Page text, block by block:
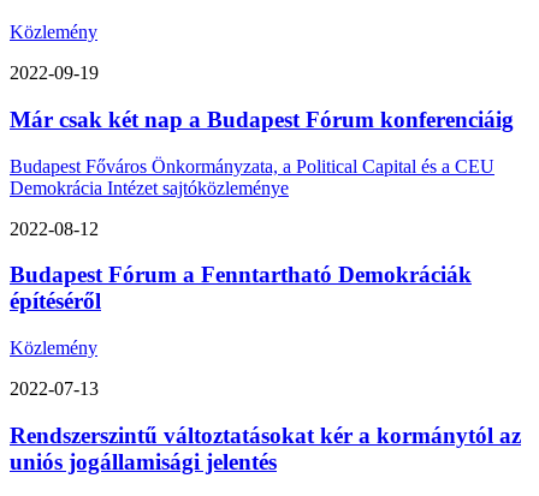
Közlemény
2022-09-19
Már csak két nap a Budapest Fórum konferenciáig
Budapest Főváros Önkormányzata, a Political Capital és a CEU
Demokrácia Intézet sajtóközleménye
2022-08-12
Budapest Fórum a Fenntartható Demokráciák
építéséről
Közlemény
2022-07-13
Rendszerszintű változtatásokat kér a kormánytól az
uniós jogállamisági jelentés